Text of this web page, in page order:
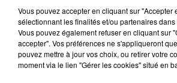
4h30
4h30 4h27
4h27
Vous pouvez accepter en cliquant sur "Accepter
sélectionnant les finalités et/ou partenaires dans
Vous pouvez également refuser en cliquant sur
accepter". Vos préférences ne s'appliqueront
pouvez mettre à jour vos choix, ou retirer votre
moment via le lien "Gérer les cookies" situé en